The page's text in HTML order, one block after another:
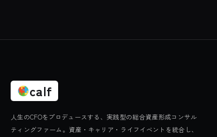
calf
人生のCFOをプロデュースする、実践型の総合資産形成コンサル
ティングファーム。資産・キャリア・ライフイベントを統合し、